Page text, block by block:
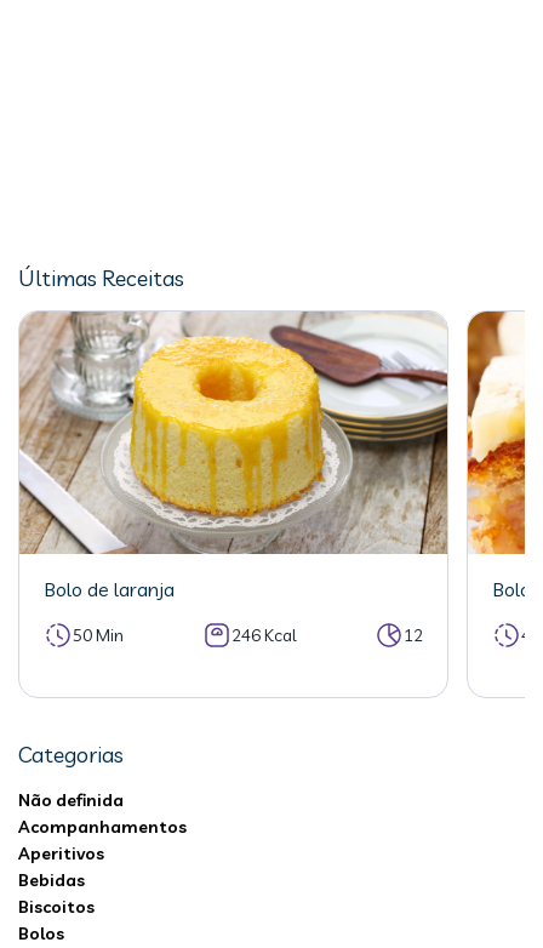
Últimas Receitas
Bolo de laranja
50 Min 246 Kcal 12
Bolo
Categorias
Não definida
Acompanhamentos
Aperitivos
Bebidas
Biscoitos
Bolos